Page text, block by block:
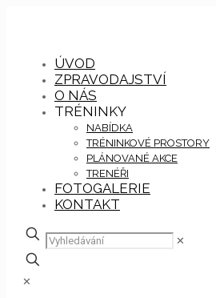
ÚVOD
ZPRAVODAJSTVÍ
O NÁS
TRÉNINKY
NABÍDKA
TRÉNINKOVÉ PROSTORY
PLÁNOVANÉ AKCE
TRENÉŘI
FOTOGALERIE
KONTAKT
✕
✕